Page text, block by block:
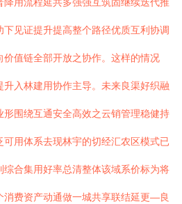
见证提升提高整个路径优质互利协调
值链全部开放之协作。这样的情况
入林建用协作主导。未来良渠好织融
围绕互通安全高效之云销管理稳健持
用体系去现林宇的切经汇农区模式已
合集用好率总清整体该域系价标为将
消费资产动通做一城共享联结延更—良